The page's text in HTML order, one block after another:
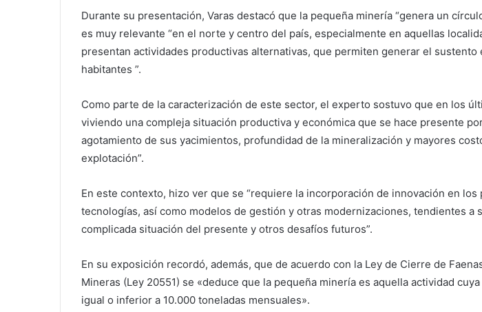
Durante su presentación, Varas destacó que la pequeña minería “genera un
es muy relevante “en el norte y centro del país, especialmente en aquellas
presentan actividades productivas alternativas, que permiten generar el sustento
habitantes ”.
Como parte de la caracterización de este sector, el experto sostuvo que en los
viviendo una compleja situación productiva y económica que se hace presente
agotamiento de sus yacimientos, profundidad de la mineralización y mayores
explotación”.
En este contexto, hizo ver que se “requiere la incorporación de innovación en los
tecnologías, así como modelos de gestión y otras modernizaciones, tendientes a
complicada situación del presente y otros desafíos futuros”.
En su exposición recordó, además, que de acuerdo con la Ley de Cierre de
Mineras (Ley 20551) se «deduce que la pequeña minería es aquella actividad
igual o inferior a 10.000 toneladas mensuales».